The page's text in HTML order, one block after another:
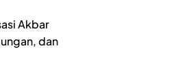
Akbar
dan